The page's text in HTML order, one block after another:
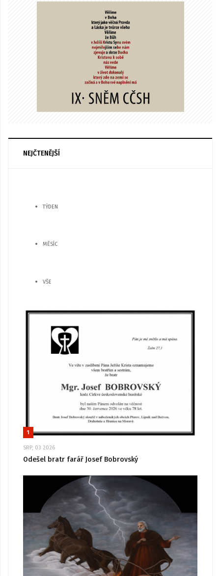
NEJČTENĚJŠÍ
TÝDEN
MĚSÍC
VŠE
1
SRP, 03 2026
Odešel bratr farář Josef Bobrovský